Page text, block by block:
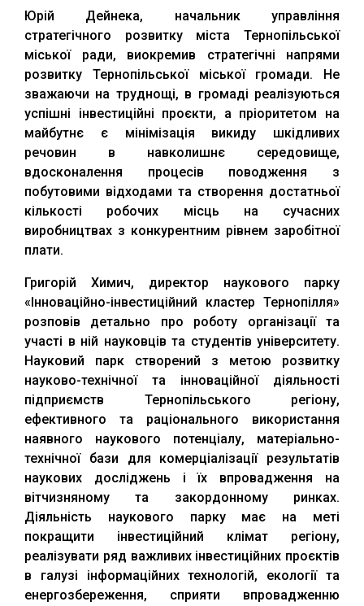
Юрій Дейнека, начальник управління
стратегічного розвитку міста Тернопільської
міської ради, виокремив стратегічні напрями
розвитку Тернопільської міської громади. Не
зважаючи на труднощі, в громаді реалізуються
успішні інвестиційні проєкти, а пріоритетом на
майбутнє є мінімізація викиду шкідливих
речовин в навколишнє середовище,
вдосконалення процесів поводження з
побутовими відходами та створення достатньої
кількості робочих місць на сучасних
виробництвах з конкурентним рівнем заробітної
плати.
Григорій Химич, директор наукового парку
«Інноваційно-інвестиційний кластер Тернопілля»
розповів детально про роботу організації та
участі в ній науковців та студентів університету.
Науковий парк створений з метою розвитку
науково-технічної та інноваційної діяльності
підприємств Тернопільського регіону,
ефективного та раціонального використання
наявного наукового потенціалу, матеріально-
технічної бази для комерціалізації результатів
наукових досліджень і їх впровадження на
вітчизняному та закордонному ринках.
Діяльність наукового парку має на меті
покращити інвестиційний клімат регіону,
реалізувати ряд важливих інвестиційних проєктів
в галузі інформаційних технологій, екології та
енергозбереження, сприяти впровадженню